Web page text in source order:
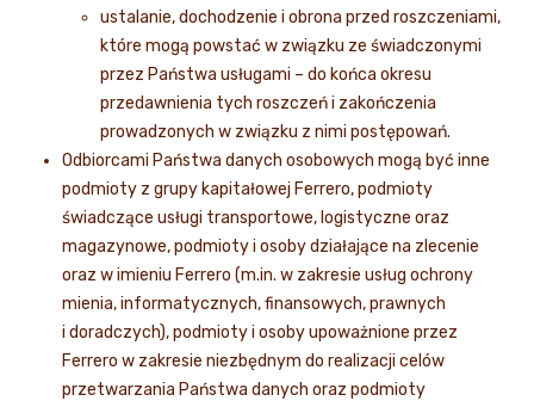
ustalanie, dochodzenie i obrona przed roszczeniami,
które mogą powstać w związku ze świadczonymi
przez Państwa usługami – do końca okresu
przedawnienia tych roszczeń i zakończenia
prowadzonych w związku z nimi postępowań.
Odbiorcami Państwa danych osobowych mogą być inne
podmioty z grupy kapitałowej Ferrero, podmioty
świadczące usługi transportowe, logistyczne oraz
magazynowe, podmioty i osoby działające na zlecenie
oraz w imieniu Ferrero (m.in. w zakresie usług ochrony
mienia, informatycznych, finansowych, prawnych
i doradczych), podmioty i osoby upoważnione przez
Ferrero w zakresie niezbędnym do realizacji celów
przetwarzania Państwa danych oraz podmioty